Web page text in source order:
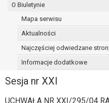
O Biuletynie
Mapa serwisu
Aktualności
Najczęściej odwiedzane
Informacje dodatkowe
Sesja nr XXI
UCHWAŁA NR XXI/295/04